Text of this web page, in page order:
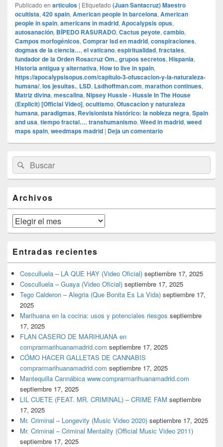
Publicado en articulos | Etiquetado (Juan Santacruz) Maestro
ocultista, 420 spain, American people in barcelona, American
people in spain, americans in madrid, Apocalypsis opus,
autosanación, BÍPEDO RASURADO, Cactus peyote, cambio,
Campos morfogénicos, Comprar lsd en madrid, conspiraciones,
dogmas de la ciencia…, el vaticano, espiritualidad, fractales,
fundador de la Orden Rosacruz Om., grupos secretos, Hispania,
Historia antigua y alternativa, How to live in spain,
https://apocalypsisopus.com/capitulo-3-ofuscacion-y-la-naturaleza-
humana/, los jesuitas., LSD, Lsdhoffman.com, marathon continues,
Matriz divina, mescalina, Nipsey Hussle - Hussle In The House
(Explicit) [Official Video], ocultismo, Ofuscacion y naturaleza
humana, paradigmas, Revisionista histórico: la nobleza negra, Spain
and usa, tiempo fractal…, transhumanismo, Weed in madrid, weed
maps spain, weedmaps madrid | Deja un comentario
área
de
widget
lateral
primaria
Buscar
por:
Buscar
Archivos
Archivos
Entradas recientes
Cosculluela – LA QUE HAY (Video Oficial) septiembre 17, 2025
Cosculluela – Guaya (Video Oficial) septiembre 17, 2025
Tego Calderon – Alegria (Que Bonita Es La Vida) septiembre 17,
2025
Marihuana en la cocina: usos y potenciales riesgos septiembre
17, 2025
FLAN CASERO DE MARIHUANA en
comprarmarihuanamadrid.com septiembre 17, 2025
CÓMO HACER GALLETAS DE CANNABIS
comprarmarihuanamadrid.com septiembre 17, 2025
Mantequilla Cannábica www.comprarmarihuanamadrid.com
septiembre 17, 2025
LIL CUETE (FEAT. MR. CRIMINAL) – CRIME FAM septiembre
17, 2025
Mr. Criminal – Longevity (Music Video 2020) septiembre 17, 2025
Mr. Criminal – Criminal Mentality (Official Music Video 2011)
septiembre 17, 2025